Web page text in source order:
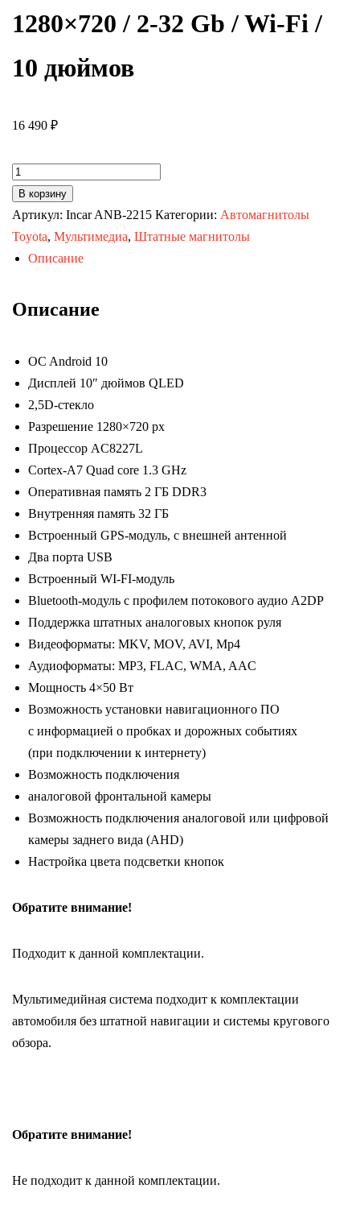
1280×720 / 2-32 Gb / Wi-Fi /
10 дюймов
16 490 ₽
Количество
товара
Автомагнитола
Toyota
LC
150
Incar
ANB-
2215)
Android
10
1280x720
2-
32
Gb
Wi-
Fi
10
дюймов
В корзину
Артикул: Incar ANB-2215 Категории: Автомагнитолы
Toyota, Мультимедиа, Штатные магнитолы
Описание
Описание
OC Android 10
Дисплей 10″ дюймов QLED
2,5D-стекло
Разрешение 1280×720 px
Процессор AC8227L
Cortex-A7 Quad core 1.3 GHz
Оперативная память 2 ГБ DDR3
Внутренняя память 32 ГБ
Встроенный GPS-модуль, с внешней антенной
Два порта USB
Встроенный WI-FI-модуль
Bluetooth-модуль с профилем потокового аудио A2DP
Поддержка штатных аналоговых кнопок руля
Видеоформаты: MKV, MOV, AVI, Mp4
Аудиоформаты: MP3, FLAC, WMA, AAC
Мощность 4×50 Вт
Возможность установки навигационного ПО
с информацией о пробках и дорожных событиях
(при подключении к интернету)
Возможность подключения
аналоговой фронтальной камеры
Возможность подключения аналоговой или цифровой
камеры заднего вида (AHD)
Настройка цвета подсветки кнопок
Обратите внимание!
Подходит к данной комплектации.
Мультимедийная система подходит к комплектации
автомобиля без штатной навигации и системы кругового
обзора.
Обратите внимание!
Не подходит к данной комплектации.